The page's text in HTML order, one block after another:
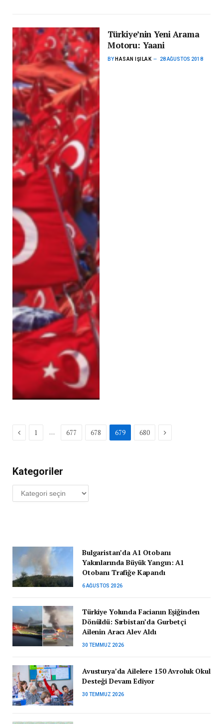
Türkiye’nin Yeni Arama
Motoru: Yaani
BY HASAN IŞILAK 28 AĞUSTOS 2018
Previous
1 … 677 678 679 680 Next
Kategoriler
Kategoriler
Bulgaristan’da A1 Otobanı
Yakınlarında Büyük Yangın: A1
Otobanı Trafiğe Kapandı
6 AĞUSTOS 2026
Türkiye Yolunda Facianın Eşiğinden
Dönüldü: Sırbistan’da Gurbetçi
Ailenin Aracı Alev Aldı
30 TEMMUZ 2026
Avusturya’da Ailelere 150 Avroluk Okul
Desteği Devam Ediyor
30 TEMMUZ 2026